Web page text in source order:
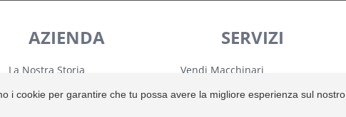
AZIENDA
La Nostra Storia
Avviso Legale
SERVIZI
Vendi Macchinari
Garanzia
i cookie per garantire che tu possa avere la migliore esperienza sul nostro